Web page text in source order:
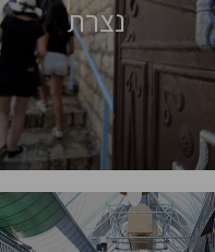
נצרת